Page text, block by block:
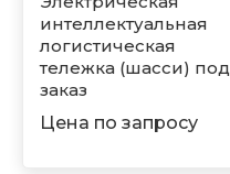
интеллектуальная
логистическая
тележка (шасси) под
заказ
Цена по запросу